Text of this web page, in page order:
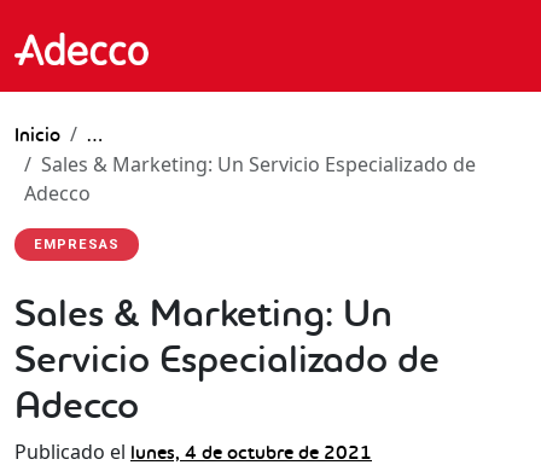
Inicio …
Sales & Marketing: Un Servicio Especializado de
Adecco
EMPRESAS
Sales & Marketing: Un
Servicio Especializado de
Adecco
Publicado el lunes, 4 de octubre de 2021